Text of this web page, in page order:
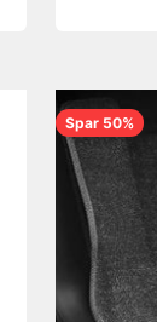
Spar 50%